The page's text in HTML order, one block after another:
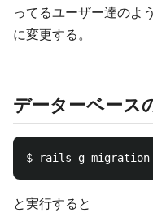
ってるユーザー達のよ
に変更する。
データーベース
と実行すると